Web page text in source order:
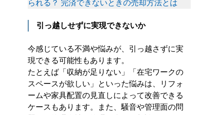
られる？ 完済できないときの売却方法とは
引っ越しせずに実現できないか
今感じている不満や悩みが、引っ越さずに実
現できる可能性もあります。
たとえば「収納が足りない」「在宅ワークの
スペースが欲しい」といった悩みは、リフォ
ームや家具配置の見直しによって改善できる
ケースもあります。また、騒音や管理面の問